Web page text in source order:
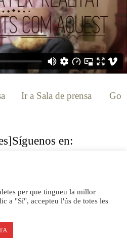
Ir a Sala de prensa
Go
en:
Gats
per que tingueu la millor
a "Sí", accepteu l'ús de totes les